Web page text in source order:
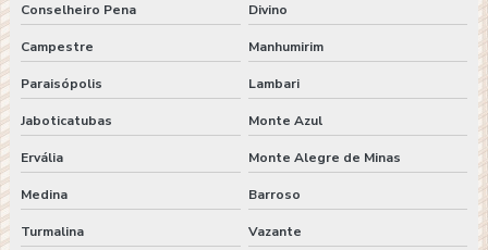
Conselheiro Pena Divino
Campestre Manhumirim
Paraisópolis Lambari
Jaboticatubas Monte Azul
Ervália Monte Alegre de Minas
Medina Barroso
Turmalina Vazante